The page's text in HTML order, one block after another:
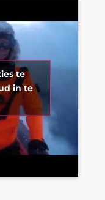
te
in te